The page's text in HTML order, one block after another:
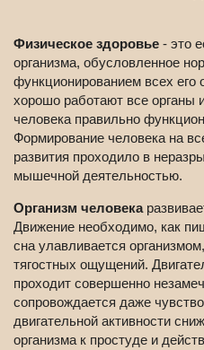
Физическое здоровье - это
организма, обусловленное
функционированием всех его
хорошо работают все органы
человека правильно
Формирование человека на
развития проходило в
мышечной деятельностью.
Организм человека
Движение необходимо, как
сна улавливается
тягостных ощущений.
проходит совершенно
сопровождается даже
двигательной активности
организма к простуде и